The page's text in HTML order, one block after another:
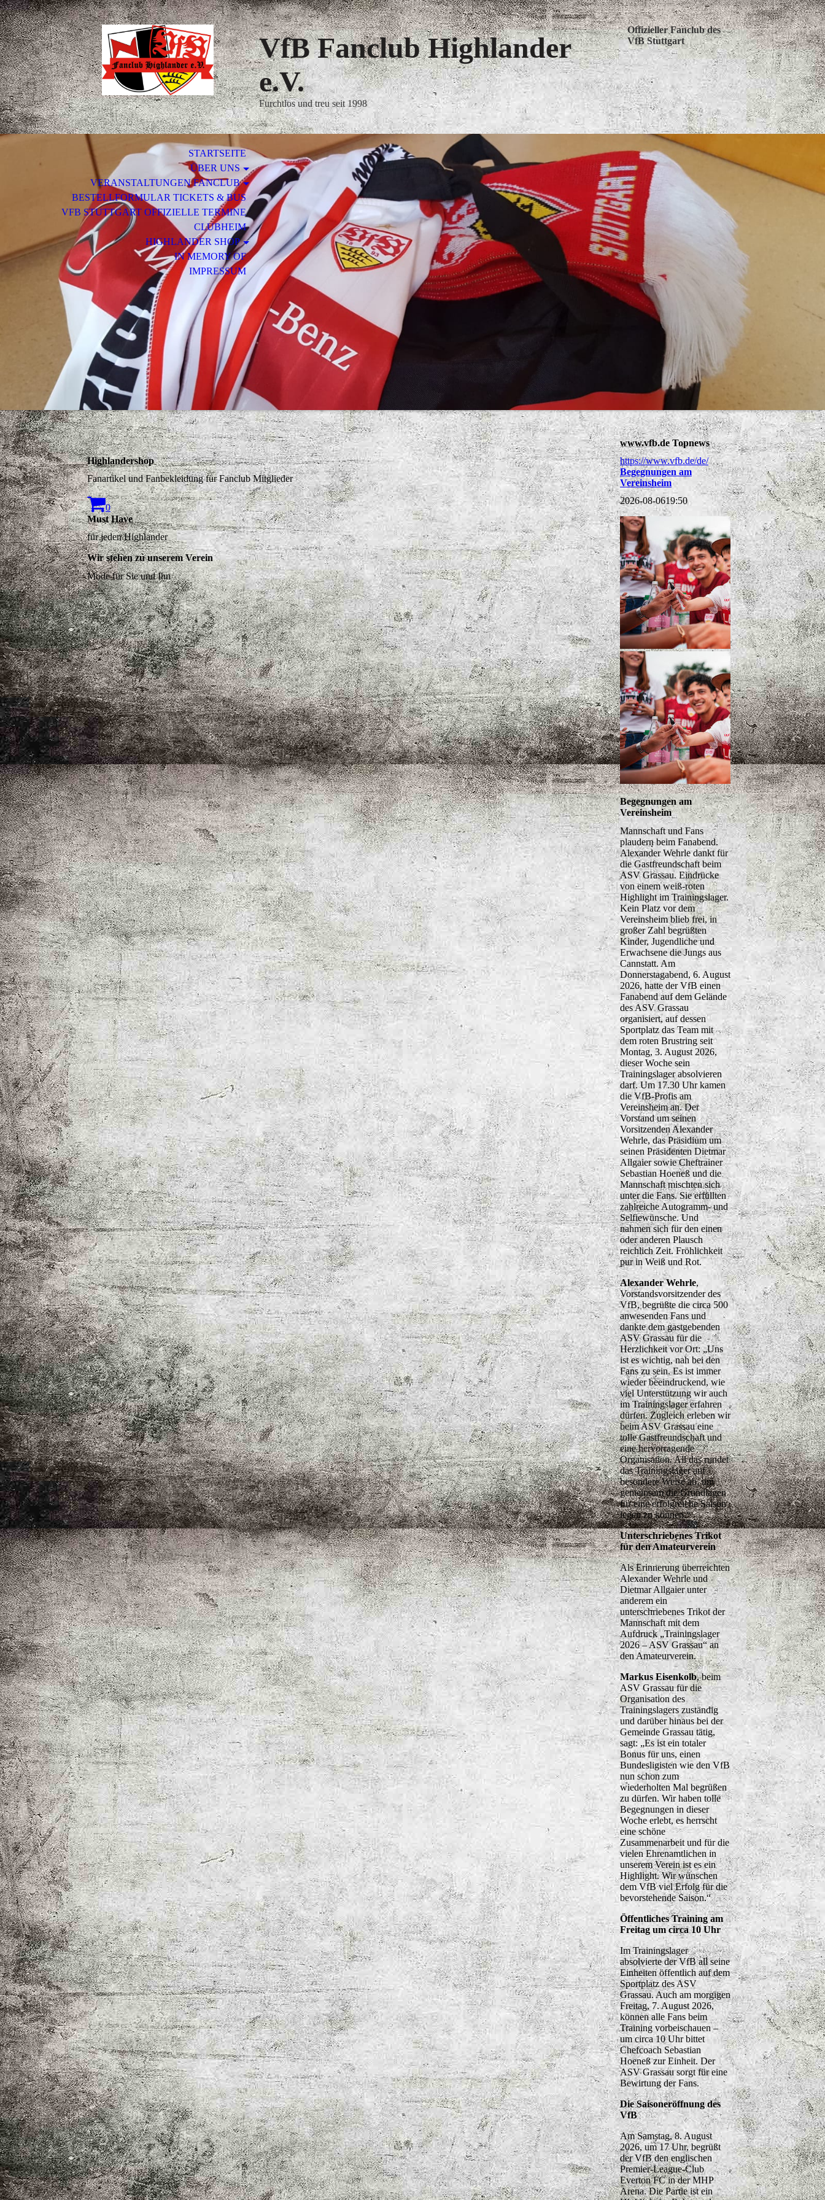
VfB Fanclub Highlander
e.V.
Furchtlos und treu seit 1998
Offizieller Fanclub des
VfB Stuttgart
STARTSEITE
ÜBER UNS
VERANSTALTUNGEN FANCLUB
BESTELLFORMULAR TICKETS & BUS
VFB STUTTGART OFFIZIELLE TERMINE
CLUBHEIM
HIGHLANDER SHOP
IN MEMORY OF
IMPRESSUM
Highlandershop
Fanartikel und Fanbekleidung für Fanclub Mitglieder
0
Must Have
für jeden Highlander
Wir stehen zu unserem Verein
Mode für Sie und Ihn
IMG-20260318-WA0009
IMG-20260318-WA0010
www.vfb.de Topnews
https://www.vfb.de/de/
Begegnungen am
Vereinsheim
2026-08-0619:50
Begegnungen am
Vereinsheim
Mannschaft und Fans
plaudern beim Fanabend.
Alexander Wehrle dankt für
die Gastfreundschaft beim
ASV Grassau. Eindrücke
von einem weiß-roten
Highlight im Trainingslager.
Kein Platz vor dem
Vereinsheim blieb frei, in
großer Zahl begrüßten
Kinder, Jugendliche und
Erwachsene die Jungs aus
Cannstatt. Am
Donnerstagabend, 6. August
2026, hatte der VfB einen
Fanabend auf dem Gelände
des ASV Grassau
organisiert, auf dessen
Sportplatz das Team mit
dem roten Brustring seit
Montag, 3. August 2026,
dieser Woche sein
Trainingslager absolvieren
darf. Um 17.30 Uhr kamen
die VfB-Profis am
Vereinsheim an. Der
Vorstand um seinen
Vorsitzenden Alexander
Wehrle, das Präsidium um
seinen Präsidenten Dietmar
Allgaier sowie Cheftrainer
Sebastian Hoeneß und die
Mannschaft mischten sich
unter die Fans. Sie erfüllten
zahlreiche Autogramm- und
Selfiewünsche. Und
nahmen sich für den einen
oder anderen Plausch
reichlich Zeit. Fröhlichkeit
pur in Weiß und Rot.
Alexander Wehrle,
Vorstandsvorsitzender des
VfB, begrüßte die circa 500
anwesenden Fans und
dankte dem gastgebenden
ASV Grassau für die
Herzlichkeit vor Ort: „Uns
ist es wichtig, nah bei den
Fans zu sein. Es ist immer
wieder beeindruckend, wie
viel Unterstützung wir auch
im Trainingslager erfahren
dürfen. Zugleich erleben wir
beim ASV Grassau eine
tolle Gastfreundschaft und
eine hervorragende
Organisation. All das rundet
das Trainingslager auf
besondere Weise ab, um
gemeinsam die Grundlagen
für eine erfolgreiche Saison
legen zu können.“
Unterschriebenes Trikot
für den Amateurverein
Als Erinnerung überreichten
Alexander Wehrle und
Dietmar Allgaier unter
anderem ein
unterschriebenes Trikot der
Mannschaft mit dem
Aufdruck „Trainingslager
2026 – ASV Grassau“ an
den Amateurverein.
Markus Eisenkolb, beim
ASV Grassau für die
Organisation des
Trainingslagers zuständig
und darüber hinaus bei der
Gemeinde Grassau tätig,
sagt: „Es ist ein totaler
Bonus für uns, einen
Bundesligisten wie den VfB
nun schon zum
wiederholten Mal begrüßen
zu dürfen. Wir haben tolle
Begegnungen in dieser
Woche erlebt, es herrscht
eine schöne
Zusammenarbeit und für die
vielen Ehrenamtlichen in
unserem Verein ist es ein
Highlight. Wir wünschen
dem VfB viel Erfolg für die
bevorstehende Saison.“
Öffentliches Training am
Freitag um circa 10 Uhr
Im Trainingslager
absolvierte der VfB all seine
Einheiten öffentlich auf dem
Sportplatz des ASV
Grassau. Auch am morgigen
Freitag, 7. August 2026,
können alle Fans beim
Training vorbeischauen –
um circa 10 Uhr bittet
Chefcoach Sebastian
Hoeneß zur Einheit. Der
ASV Grassau sorgt für eine
Bewirtung der Fans.
Die Saisoneröffnung des
VfB
Am Samstag, 8. August
2026, um 17 Uhr, begrüßt
der VfB den englischen
Premier-League-Club
Everton FC in der MHP
Arena. Die Partie ist ein